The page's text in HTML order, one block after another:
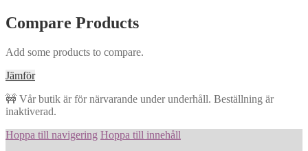
Compare Products
Add some products to compare.
Jämför
🚧 Vår butik är för närvarande under underhåll. Beställning är
inaktiverad.
Hoppa till navigering Hoppa till innehåll